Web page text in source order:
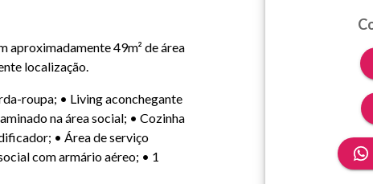
49m² de área
localização.
roupa; • Living aconchegante
na área social; • Cozinha
• Área de serviço
com armário aéreo; • 1